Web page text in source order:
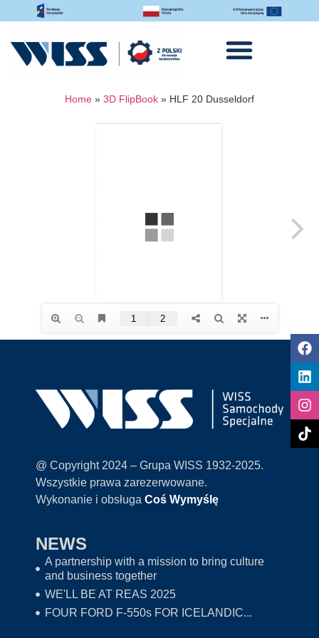
Home » 3D FlipBook » HLF 20 Dusseldorf
@ Copyright 2024 – Grupa WISS 1932-2025.
Wszystkie prawa zarezerwowane.
Wykonanie i obsługa Coś Wymyślę
NEWS
A partnership with a mission to bring culture
and business together
WE'LL BE AT REAS 2025
FOUR FORD F-550s FOR ICELANDIC...